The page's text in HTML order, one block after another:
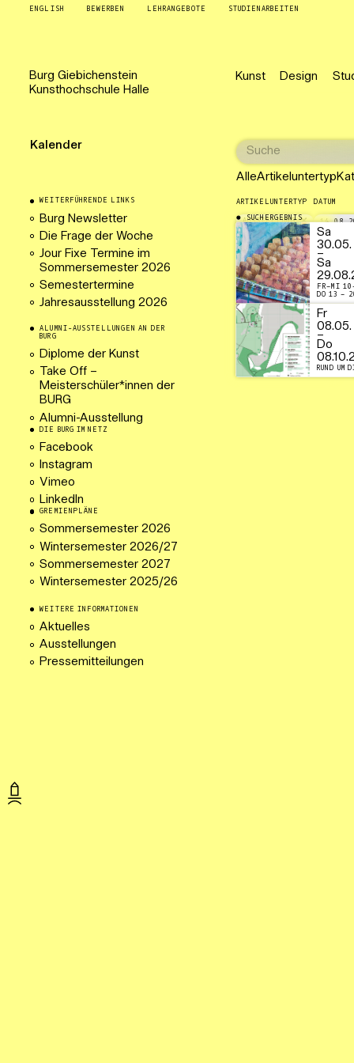
ENGLISH BEWERBEN LEHRANGEBOTE STUDIENARBEITEN
Burg Giebichenstein
Kunsthochschule Halle
Kunst Design
AlleArtikeluntertyp
ARTIKELUNTERTYP
AUSSTELLUNG
DATUM
SUCHERGEBNIS
Sa
30.05.
–
Sa
FR–MI
DO 13 –
Fr
08.05.
–
Do
RUND UM
Kalender
WEITERFÜHRENDE LINKS
Burg Newsletter
Die Frage der Woche
Jour Fixe Termine im
Sommersemester 2026
Semestertermine
Jahresausstellung 2026
ALUMNI-AUSSTELLUNGEN AN DER
BURG
Diplome der Kunst
Take Off –
Meisterschüler*innen der
BURG
Alumni-Ausstellung
DIE BURG IM NETZ
Facebook
Instagram
Vimeo
LinkedIn
GREMIENPLÄNE
Sommersemester 2026
Wintersemester 2026/27
Sommersemester 2027
Wintersemester 2025/26
WEITERE INFORMATIONEN
Aktuelles
Ausstellungen
Pressemitteilungen